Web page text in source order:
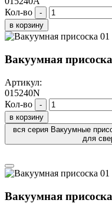
Кол-во
-
в корзину
Вакуумная
Артикул:
015240N
Кол-во
-
в корзину
вся серия Вакуумные
для
Вакуумная